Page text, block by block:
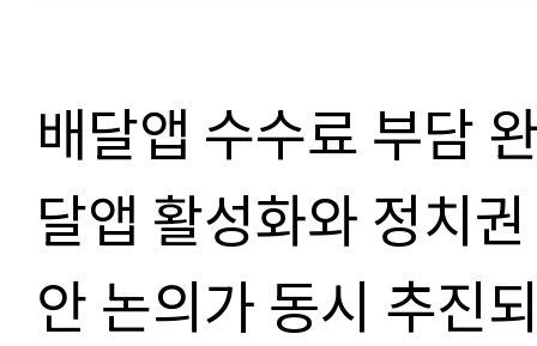
배달앱 수수료 부담
달앱 활성화와 정치권
안 논의가 동시 추진